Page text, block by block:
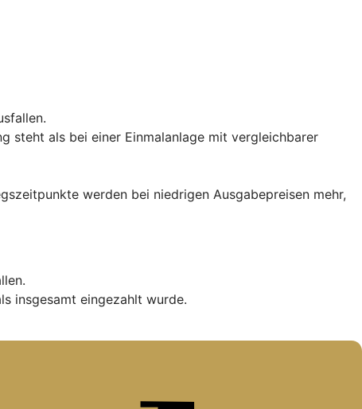
steht als bei einer Einmalanlage mit vergleichbarer
werden bei niedrigen Ausgabepreisen mehr,
insgesamt eingezahlt wurde.